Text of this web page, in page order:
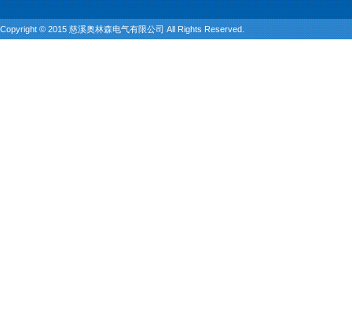
Copyright © 2015 慈溪奥林森电气有限公司 All Rights Reserved.